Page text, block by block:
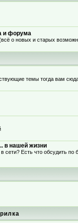
и форума
о новых и старых
темы тогда вам
в нашей жизни
сети? Есть что обсудить по